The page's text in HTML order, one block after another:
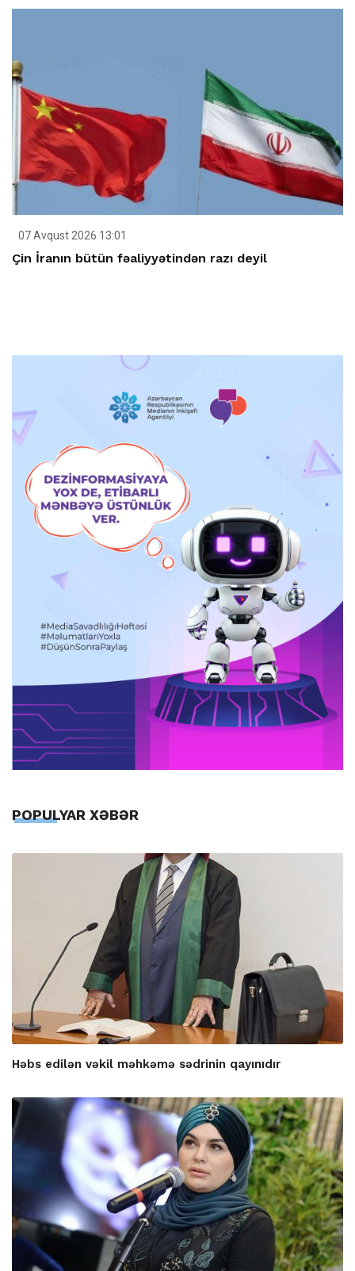
07 Avqust 2026 13:01
Çin İranın bütün fəaliyyətindən razı deyil
POPULYAR XƏBƏR
Həbs edilən vəkil məhkəmə sədrinin qayınıdır